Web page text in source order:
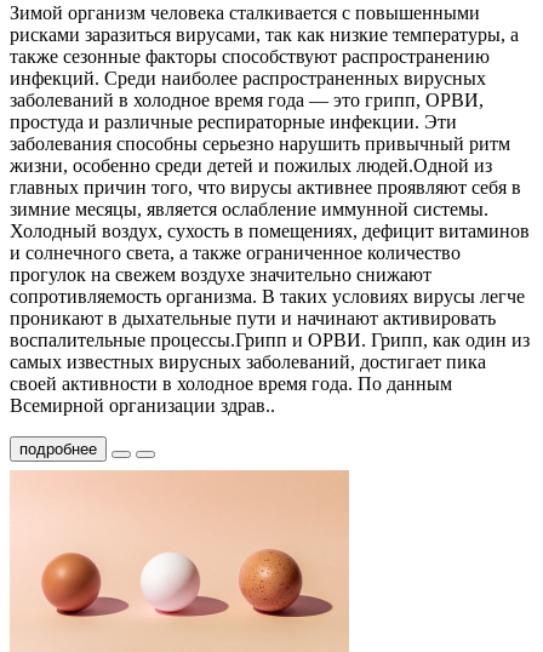
Зимой организм человека сталкивается с повышенными
рисками заразиться вирусами, так как низкие температуры, а
также сезонные факторы способствуют распространению
инфекций. Среди наиболее распространенных вирусных
заболеваний в холодное время года — это грипп, ОРВИ,
простуда и различные респираторные инфекции. Эти
заболевания способны серьезно нарушить привычный ритм
жизни, особенно среди детей и пожилых людей.Одной из
главных причин того, что вирусы активнее проявляют себя в
зимние месяцы, является ослабление иммунной системы.
Холодный воздух, сухость в помещениях, дефицит витаминов
и солнечного света, а также ограниченное количество
прогулок на свежем воздухе значительно снижают
сопротивляемость организма. В таких условиях вирусы легче
проникают в дыхательные пути и начинают активировать
воспалительные процессы.Грипп и ОРВИ. Грипп, как один из
самых известных вирусных заболеваний, достигает пика
своей активности в холодное время года. По данным
Всемирной организации здрав..
подробнее